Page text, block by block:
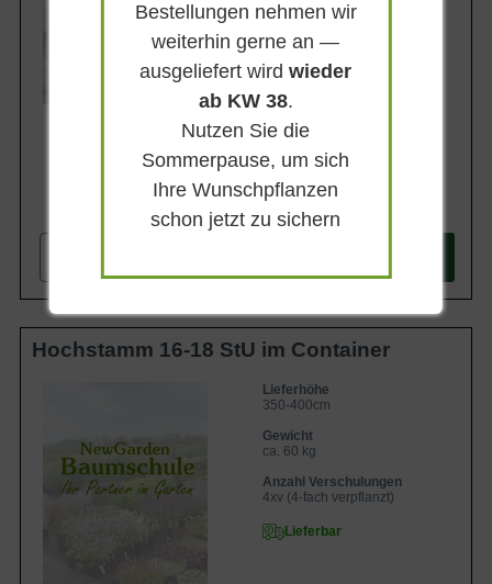
Lieferbar
Hochstamm 16-18 StU im Container
Lieferhöhe
350-400cm
Gewicht
ca. 60 kg
Anzahl Verschulungen
4xv (4-fach verpflanzt)
Lieferbar
Bestellungen nehmen wir
weiterhin gerne an —
ausgeliefert wirdwieder
ab KW 38.
Nutzen Sie die
Sommerpause, um sich
Ihre Wunschpflanzen
schon jetzt zu sichern